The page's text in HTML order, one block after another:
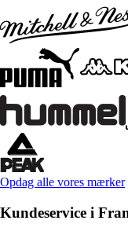
Opdag alle vores mærker
Kundeservice i